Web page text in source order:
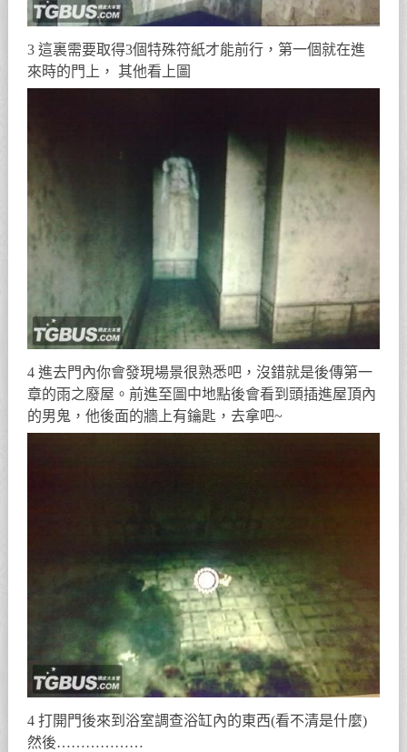
3 這裏需要取得3個特殊符紙才能前行，第一個就在進
來時的門上， 其他看上圖
4 進去門內你會發現場景很熟悉吧，沒錯就是後傳第一
章的雨之廢屋。前進至圖中地點後會看到頭插進屋頂內
的男鬼，他後面的牆上有鑰匙，去拿吧~
4 打開門後來到浴室調查浴缸內的東西(看不清是什麼)
然後………………